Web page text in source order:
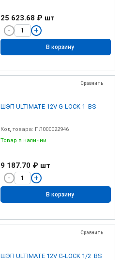
25 623.68 ₽ шт
В корзину
Сравнить
ШЭП ULTIMATE 12V G-LOCK 1 BS
Код товара: ПЛ000022946
Товар в наличии
9 187.70 ₽ шт
В корзину
Сравнить
ШЭП ULTIMATE 12V G-LOCK 1/2 BS